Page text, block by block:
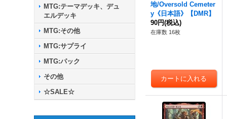
MTG:テーマデッキ、デュ
エルデッキ
MTG:その他
MTG:サプライ
MTG:パック
その他
☆SALE☆
地/Oversold Cemeter
y《日本語》【DMR】
90円(税込)
在庫数 16枚